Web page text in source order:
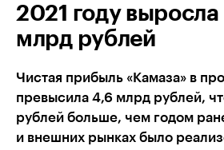
2021 году выросла
млрд рублей
Чистая прибыль «Камаза» в
превысила 4,6 млрд рублей,
рублей больше, чем годом
и внешних рынках было